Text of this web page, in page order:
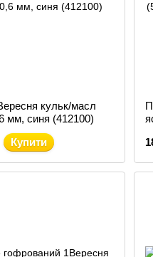
кульк/масл
мм, синя (412100)
Купити